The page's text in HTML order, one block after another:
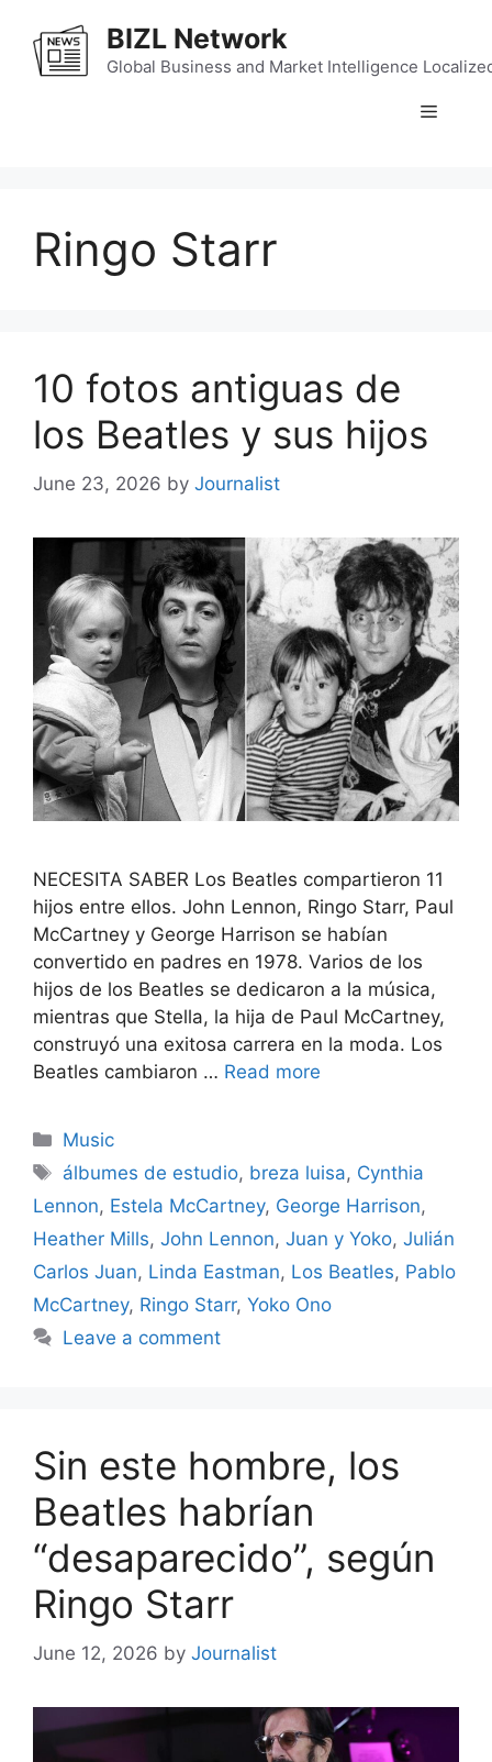
content
BIZL Network
Global Business and Market Intelligence
Menu
Ringo Starr
10 fotos antiguas de
los Beatles y sus hijos
June 23, 2026 by Journalist
NECESITA SABER Los Beatles compartieron 11
hijos entre ellos. John Lennon, Ringo Starr, Paul
McCartney y George Harrison se habían
convertido en padres en 1978. Varios de los
hijos de los Beatles se dedicaron a la música,
mientras que Stella, la hija de Paul McCartney,
construyó una exitosa carrera en la moda. Los
Beatles cambiaron … Read more
Categories
Music
Tags
álbumes de estudio, breza luisa, Cynthia
Lennon, Estela McCartney, George Harrison,
Heather Mills, John Lennon, Juan y Yoko, Julián
Carlos Juan, Linda Eastman, Los Beatles, Pablo
McCartney, Ringo Starr, Yoko Ono
Leave a comment
Sin este hombre, los
Beatles habrían
“desaparecido”, según
Ringo Starr
June 12, 2026 by Journalist